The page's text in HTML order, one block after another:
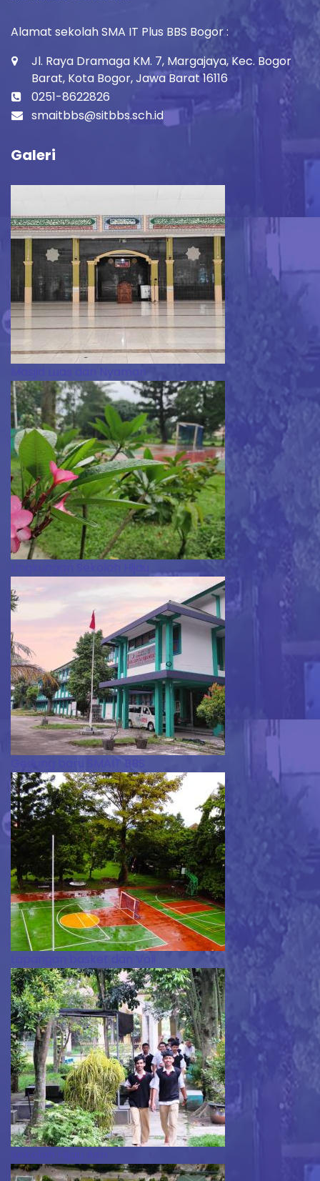
Alamat sekolah SMA IT Plus BBS Bogor :
Jl. Raya Dramaga KM. 7, Margajaya, Kec. Bogor
Barat, Kota Bogor, Jawa Barat 16116
0251-8622826
smaitbbs@sitbbs.sch.id
Galeri
Lingkungan Sekolah Hijau
Gedung baru SMAIT BBS
Lapangan basket dan Voli
Sekolah Hijau Asri